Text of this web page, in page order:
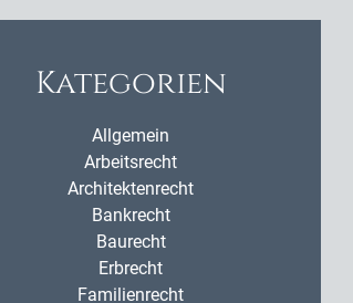
Kategorien
Allgemein
Arbeitsrecht
Architektenrecht
Bankrecht
Baurecht
Erbrecht
Familienrecht